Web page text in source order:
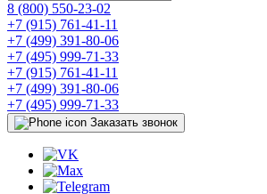
8 (800) 550-23-02
+7 (915) 761-41-11
+7 (499) 391-80-06
+7 (495) 999-71-33
+7 (915) 761-41-11
+7 (499) 391-80-06
+7 (495) 999-71-33
Заказать звонок